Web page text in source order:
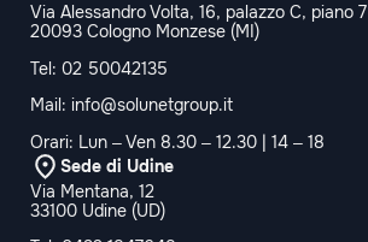
Via Alessandro Volta, 16, palazzo C, piano 7
20093 Cologno Monzese (MI)
Tel: 02 50042135
Mail: info@solunetgroup.it
Orari: Lun – Ven 8.30 – 12.30 | 14 – 18
Sede di Udine
Via Mentana, 12
33100 Udine (UD)